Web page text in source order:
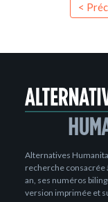
<
Alternatives
recherche consacrée
an, ses numéros
version imprimée et